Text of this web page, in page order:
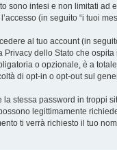
sono intesi e non limitati ad
(in seguito “i tuoi
al tuo account (in
dello Stato che
o opzionale, è a
di opt-in o opt-out sul
stessa password in troppi
legittimamente
ti verrà richiesto il tuo